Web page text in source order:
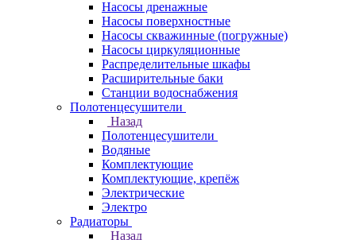
Насосы дренажные
Насосы поверхностные
Насосы скважинные (погружные)
Насосы циркуляционные
Распределительные шкафы
Расширительные баки
Станции водоснабжения
Полотенцесушители
Назад
Полотенцесушители
Водяные
Комплектующие
Комплектующие, крепёж
Электрические
Электро
Радиаторы
Назад